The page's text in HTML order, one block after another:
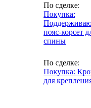
По сделке:
Покупка:
пояс-корсет
спины
По сделке:
Покупка:
для